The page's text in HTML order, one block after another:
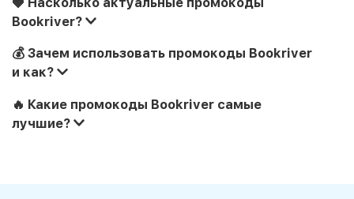
Bookriver?
💰 Зачем использовать промокоды Bookriver
и как?
🔥 Какие промокоды Bookriver самые
лучшие?